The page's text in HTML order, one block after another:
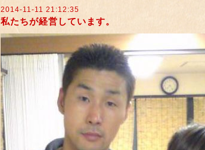
2014-11-11 21:12:35
私たちが経営しています。